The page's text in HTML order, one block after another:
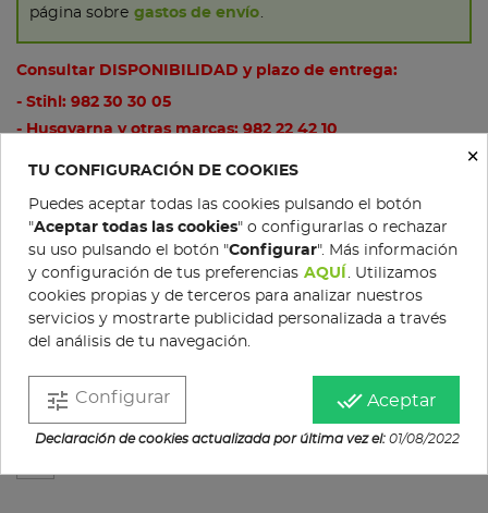
página sobre gastos de envío.
Consultar DISPONIBILIDAD y plazo de entrega:
- Stihl: 982 30 30 05
- Husqvarna y otras marcas:982 22 42 10
COMPRAR
Gratis en pedidos superiores a 200 €
Política de devoluciones
×
TU CONFIGURACIÓN DE COOKIES
Puedes aceptar todas las cookies pulsando el botón
"Aceptar todas las cookies" o configurarlas o rechazar
su uso pulsando el botón "Configurar". Más información
y configuración de tus preferencias AQUÍ . Utilizamos
cookies propias y de terceros para analizar nuestros
servicios y mostrarte publicidad personalizada a través
del análisis de tu navegación.
done_all Aceptar
tune Configurar
Declaración de cookies actualizada por última vez el: 01/08/2022